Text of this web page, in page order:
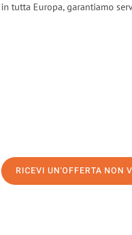
in tutta Europa, garantiamo
RICEVI UN'OFFERTA NON